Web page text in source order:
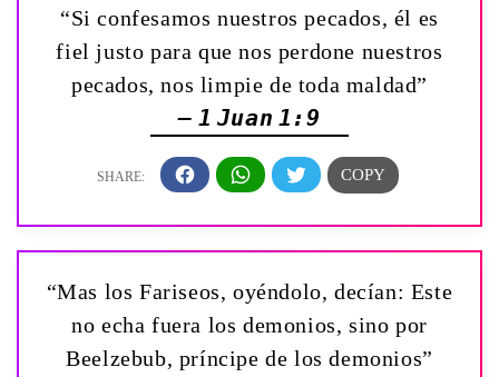
“Si confesamos nuestros pecados, él es
fiel justo para que nos perdone nuestros
pecados, nos limpie de toda maldad”
— 1 Juan 1:9
“Mas los Fariseos, oyéndolo, decían: Este
no echa fuera los demonios, sino por
Beelzebub, príncipe de los demonios”